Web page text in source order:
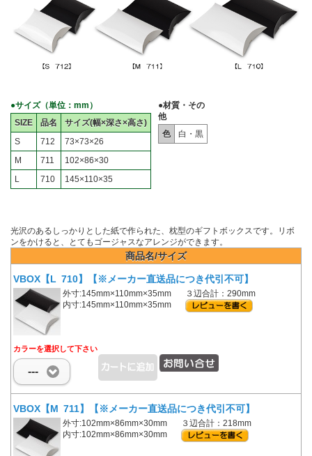
●サイズ（単位：mm）
SIZE
品名
サイズ(幅×深さ×高さ)
S
712
73×73×26
M
711
102×86×30
L
710 145×110×35
●材質・その
他
色
白・黒
光沢のあるしっかりとした紙で作られた、枕型のギフトボックスです。リボ
ンをかけると、とてもゴージャスなアレンジができます。
商品名/サイズ
VBOX【L 710】【※メーカー直送品につき代引不可】
外寸:145mm×110mm×35mm
内寸:145mm×110mm×35mm
３辺合計：290mm
カラーを選択して下さい
---
VBOX【M 711】【※メーカー直送品につき代引不可】
外寸:102mm×86mm×30mm
内寸:102mm×86mm×30mm
３辺合計：218mm